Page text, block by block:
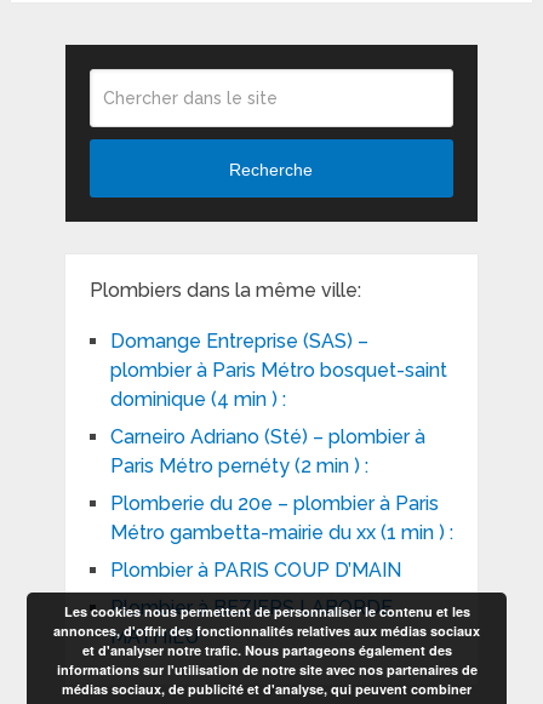
Recherche
Plombiers dans la même ville:
Domange Entreprise (SAS) –
plombier à Paris Métro bosquet-saint
dominique (4 min ) :
Carneiro Adriano (Sté) – plombier à
Paris Métro pernéty (2 min ) :
Plomberie du 20e – plombier à Paris
Métro gambetta-mairie du xx (1 min ) :
Plombier à PARIS COUP D’MAIN
Plombier à BEZIERS LABORDE
MATHIEU
Les cookies nous permettent de personnaliser le contenu et les
annonces, d'offrir des fonctionnalités relatives aux médias sociaux
et d'analyser notre trafic. Nous partageons également des
informations sur l'utilisation de notre site avec nos partenaires de
médias sociaux, de publicité et d'analyse, qui peuvent combiner